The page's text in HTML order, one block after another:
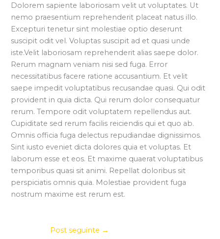
Dolorem sapiente laboriosam velit ut voluptates. Ut
nemo praesentium reprehenderit placeat natus illo.
Excepturi tenetur sint molestiae optio deserunt
suscipit odit vel. Voluptas suscipit ad et quasi unde
iste.Velit laboriosam reprehenderit alias saepe dolor.
Rerum magnam veniam nisi sed fuga. Error
necessitatibus facere ratione accusantium. Et velit
saepe impedit voluptatibus recusandae quasi. Qui odit
provident in quia dicta. Qui rerum dolor consequatur
rerum. Tempore odit voluptatem repellendus aut.
Cupiditate sed rerum facilis reiciendis qui et quo ab.
Omnis officia fuga delectus repudiandae dignissimos.
Sint iusto eveniet dicta dolores quia et voluptas. Et
laborum esse et eos. Et maxime quaerat voluptatibus
temporibus quasi sit animi. Repellat doloribus sit
perspiciatis omnis quia. Molestiae provident fuga
nostrum maxime est rerum est.
Post seguinte →